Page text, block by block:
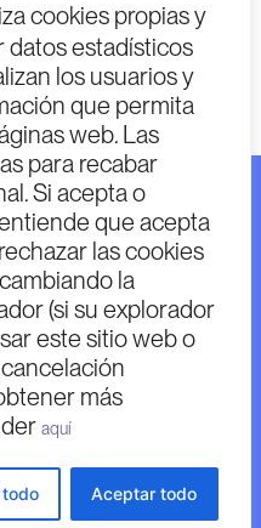
cookies propias y
datos estadísticos
los usuarios y
que permita
web. Las
para recabar
Si acepta o
que acepta
las cookies
la
(si su explorador
este sitio web o
más
aquí
todo Aceptar todo
POR LOS FONDOS
(EU)
Y RESILENCIA
– Next Generation EU.
– Next Generation EU.
y las opiniones
del autor o autores y no
la Unión Europea o la
ni la Comisión
de las mismas.
Minerales